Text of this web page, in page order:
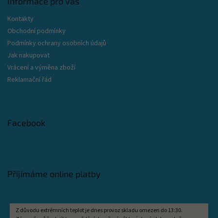
Z důvodu extrémních teplot je dnes provoz skladu omezen do 13:30.
Kontakty
Obchodní podmínky
Podmínky ochrany osobních údajů
Jak nakupovat
Vrácení a výměna zboží
Reklamační řád
Facebook
Přijímáme online platby